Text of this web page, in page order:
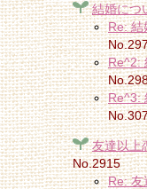
結婚につ
Re: 結
Re^2:
Re^3:
友達以上
No.2915
Re: 友